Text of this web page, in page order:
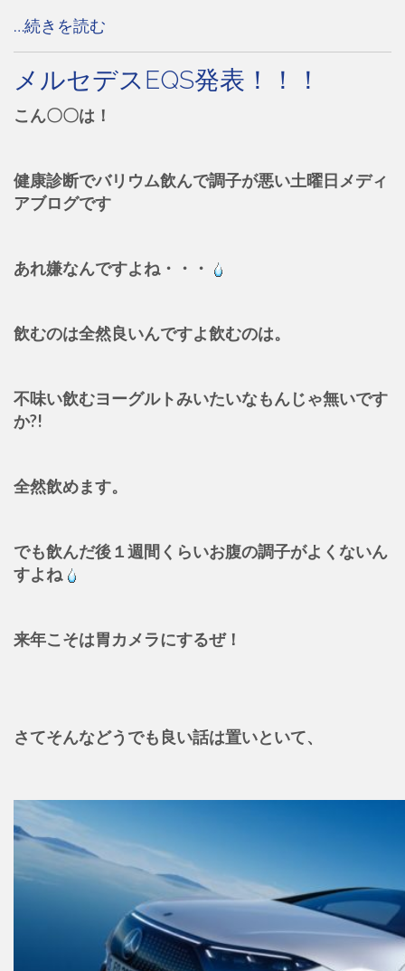
…続きを読む
メルセデスEQS発表！！！
こん〇〇は！
健康診断でバリウム飲んで調子が悪い土曜日メディ
アブログです
あれ嫌なんですよね・・・
飲むのは全然良いんですよ飲むのは。
不味い飲むヨーグルトみいたいなもんじゃ無いです
か?!
全然飲めます。
でも飲んだ後１週間くらいお腹の調子がよくないん
すよね
来年こそは胃カメラにするぜ！
さてそんなどうでも良い話は置いといて、